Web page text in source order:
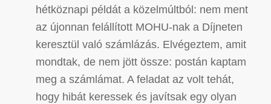
hétköznapi példát a közelmúltból: nem ment
az újonnan felállított MOHU-nak a Díjneten
keresztül való számlázás. Elvégeztem, amit
mondtak, de nem jött össze: postán kaptam
meg a számlámat. A feladat az volt tehát,
hogy hibát keressek és javítsak egy olyan